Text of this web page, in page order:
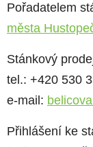
Pořadatelem
města
Stánkový
tel.: +420 530
e-mail:
Přihlášení ke